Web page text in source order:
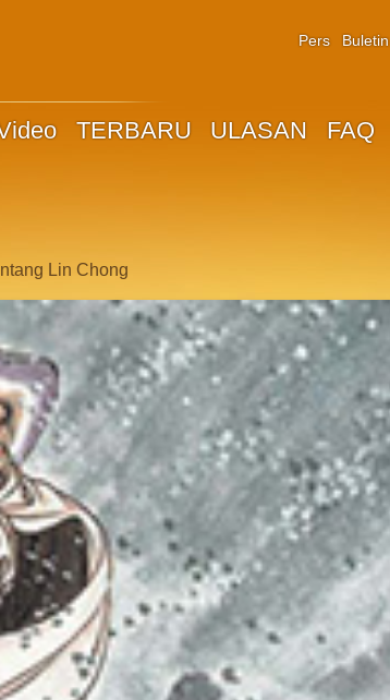
TERBARU ULASAN FAQ
Pers Buletin
Lin Chong